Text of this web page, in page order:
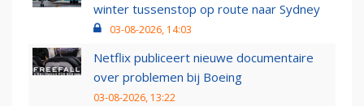
winter tussenstop op route naar Sydney
03-08-2026, 14:03
Netflix publiceert nieuwe documentaire
over problemen bij Boeing
03-08-2026, 13:22